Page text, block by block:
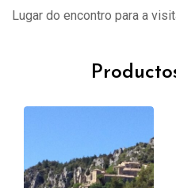
Lugar do encontro para a